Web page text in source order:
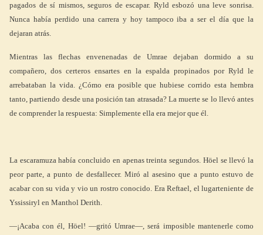
pagados de sí mismos, seguros de escapar. Ryld esbozó una leve sonrisa.
Nunca había perdido una carrera y hoy tampoco iba a ser el día que la
dejaran atrás.
Mientras las flechas envenenadas de Umrae dejaban dormido a su
compañero, dos certeros ensartes en la espalda propinados por Ryld le
arrebataban la vida. ¿Cómo era posible que hubiese corrido esta hembra
tanto, partiendo desde una posición tan atrasada? La muerte se lo llevó antes
de comprender la respuesta: Simplemente ella era mejor que él.
La escaramuza había concluido en apenas treinta segundos. Höel se llevó la
peor parte, a punto de desfallecer. Miró al asesino que a punto estuvo de
acabar con su vida y vio un rostro conocido. Era Reftael, el lugarteniente de
Yssissiryl en Manthol Derith.
—¡Acaba con él, Höel! —gritó Umrae—, será imposible mantenerle como